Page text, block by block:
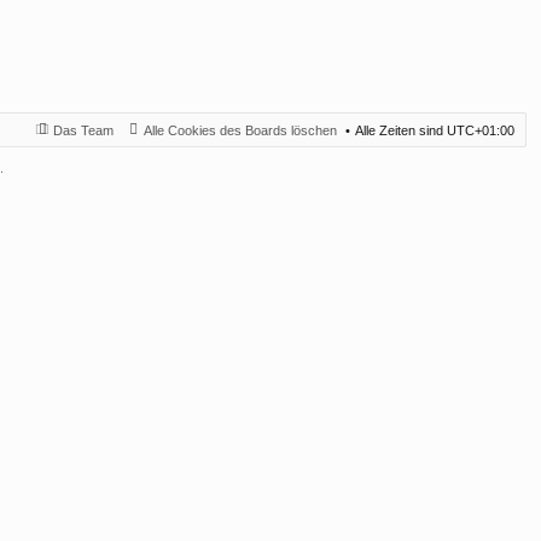
Alle Zeiten sind UTC+01:00
Alle Cookies des Boards löschen
Das Team